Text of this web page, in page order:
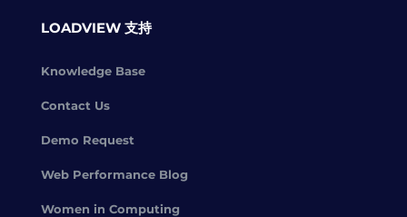
LOADVIEW 支持
Knowledge Base
Contact Us
Demo Request
Web Performance Blog
Women in Computing